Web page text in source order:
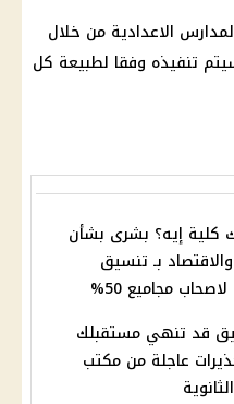
الاعدادية من خلال
تنفيذه وفقا لطبيعة كل
إيه؟ بشرى بشأن
بـ تنسيق
مجاميع 50%
قد تنهي مستقبلك
عاجلة من مكتب